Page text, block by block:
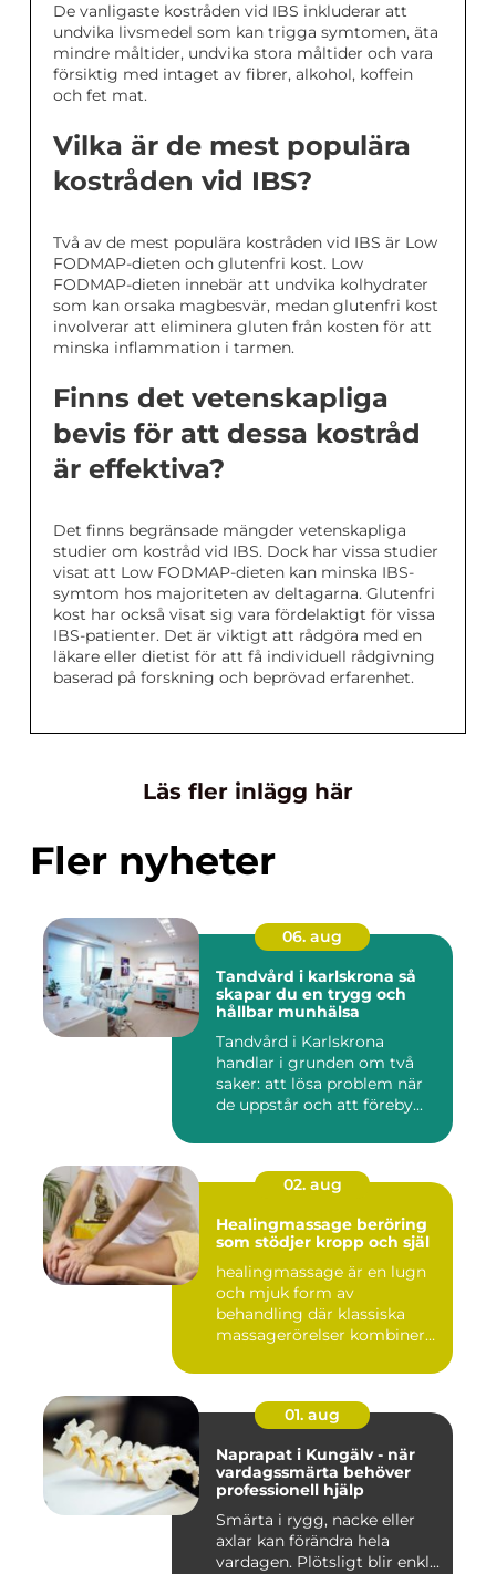
De vanligaste kostråden vid IBS inkluderar att
undvika livsmedel som kan trigga symtomen, äta
mindre måltider, undvika stora måltider och vara
försiktig med intaget av fibrer, alkohol, koffein
och fet mat.
Vilka är de mest populära
kostråden vid IBS?
Två av de mest populära kostråden vid IBS är Low
FODMAP-dieten och glutenfri kost. Low
FODMAP-dieten innebär att undvika kolhydrater
som kan orsaka magbesvär, medan glutenfri kost
involverar att eliminera gluten från kosten för att
minska inflammation i tarmen.
Finns det vetenskapliga
bevis för att dessa kostråd
är effektiva?
Det finns begränsade mängder vetenskapliga
studier om kostråd vid IBS. Dock har vissa studier
visat att Low FODMAP-dieten kan minska IBS-
symtom hos majoriteten av deltagarna. Glutenfri
kost har också visat sig vara fördelaktigt för vissa
IBS-patienter. Det är viktigt att rådgöra med en
läkare eller dietist för att få individuell rådgivning
baserad på forskning och beprövad erfarenhet.
Läs fler inlägg här
Fler nyheter
06. aug
Tandvård i karlskrona så
skapar du en trygg och
hållbar munhälsa
Tandvård i Karlskrona
handlar i grunden om två
saker: att lösa problem när
de uppstår och att föreby...
02. aug
Healingmassage beröring
som stödjer kropp och själ
healingmassage är en lugn
och mjuk form av
behandling där klassiska
massagerörelser kombineras
01. aug
Naprapat i Kungälv - när
vardagssmärta behöver
professionell hjälp
Smärta i rygg, nacke eller
axlar kan förändra hela
vardagen. Plötsligt blir enkl...